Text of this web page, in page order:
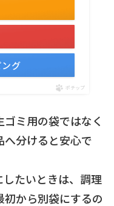
グ
ポチップ
ミ用の袋ではなく
分けると安心で
たいときは、調理
から別袋にするの